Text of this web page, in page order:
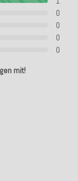
0
0
0
0
mit!